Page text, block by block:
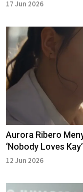
17 Jun 2026
Aurora Ribero
‘Nobody Loves Kay’
12 Jun 2026